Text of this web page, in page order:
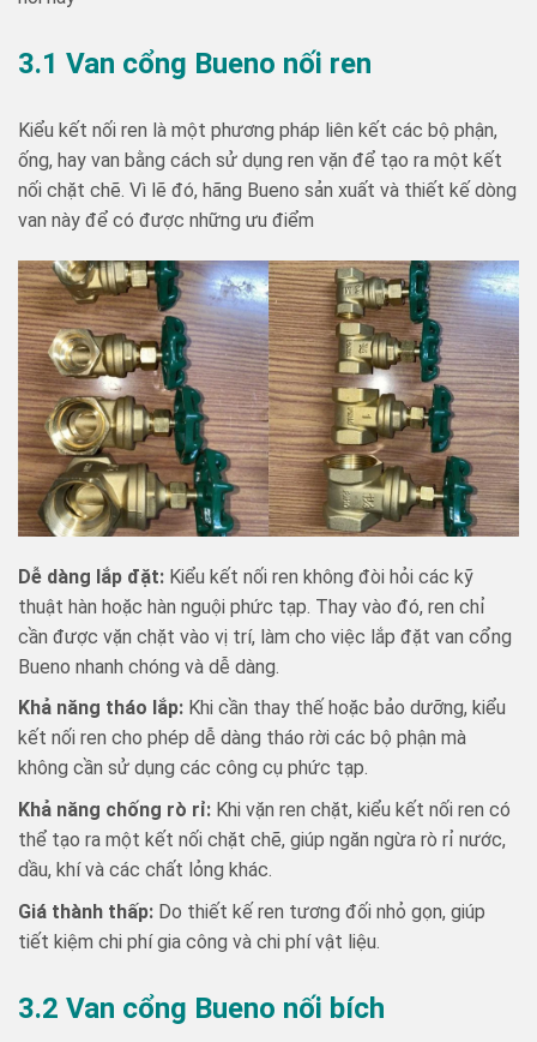
3.1 Van cổng Bueno nối ren
Kiểu kết nối ren là một phương pháp liên kết các bộ phận,
ống, hay van bằng cách sử dụng ren vặn để tạo ra một kết
nối chặt chẽ. Vì lẽ đó, hãng Bueno sản xuất và thiết kế dòng
van này để có được những ưu điểm
Dễ dàng lắp đặt: Kiểu kết nối ren không đòi hỏi các kỹ
thuật hàn hoặc hàn nguội phức tạp. Thay vào đó, ren chỉ
cần được vặn chặt vào vị trí, làm cho việc lắp đặt van cổng
Bueno nhanh chóng và dễ dàng.
Khả năng tháo lắp: Khi cần thay thế hoặc bảo dưỡng, kiểu
kết nối ren cho phép dễ dàng tháo rời các bộ phận mà
không cần sử dụng các công cụ phức tạp.
Khả năng chống rò rỉ: Khi vặn ren chặt, kiểu kết nối ren có
thể tạo ra một kết nối chặt chẽ, giúp ngăn ngừa rò rỉ nước,
dầu, khí và các chất lỏng khác.
Giá thành thấp: Do thiết kế ren tương đối nhỏ gọn, giúp
tiết kiệm chi phí gia công và chi phí vật liệu.
3.2 Van cổng Bueno nối bích